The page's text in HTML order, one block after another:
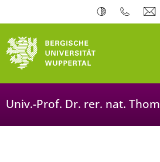
Univ.-Prof. Dr. rer. nat.